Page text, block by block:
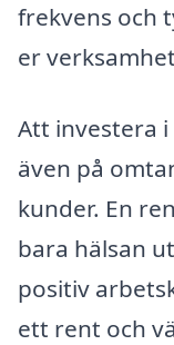
frekvens och
er
Att investera
även på
kunder. En
bara hälsan
positiv
ett rent och